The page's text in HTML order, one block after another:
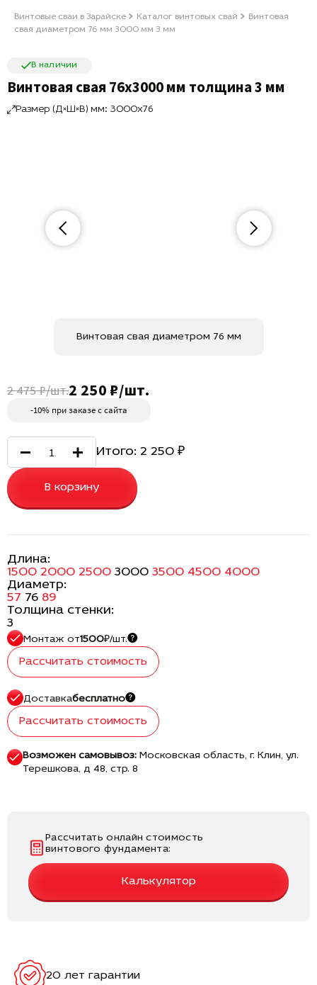
Винтовые сваи в Зарайске Каталог винтовых свай
Винтовая
свая диаметром 76 мм 3000 мм 3 мм
В наличии
Винтовая свая 76х3000 мм толщина 3 мм
Размер (Д×Ш×В) мм: 3000x76
2 475 ₽/шт.2 250 ₽/шт.
-10% при заказе с сайта
Итого: 2 250 ₽
В корзину
Длина:
1500 2000 2500 3000 3500 4500 4000
Диаметр:
57 76 89
Толщина стенки:
3
Монтаж от1500₽/шт.
Рассчитать стоимость
Доставкабесплатно
Рассчитать стоимость
Возможен самовывоз:Московская область, г. Клин, ул.
Терешкова, д 48, стр. 8
Рассчитать онлайн стоимость
винтового фундамента:
Калькулятор
Винтовая свая диаметром 76 мм
20 лет гарантии